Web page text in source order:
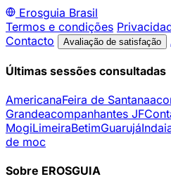
Erosguia Brasil
Termos e condições
Contacto
Avaliação de satisfação
Últimas sessões consultadas
AmericanaFeira de Santana
Grandeacompanhantes JF
MogiLimeiraBetimGuarujá
de moc
Sobre EROSGUIA